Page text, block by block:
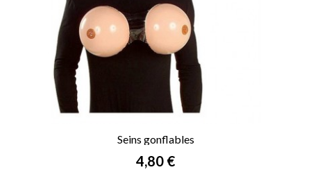
Seins gonflables
Prix
4,80 €